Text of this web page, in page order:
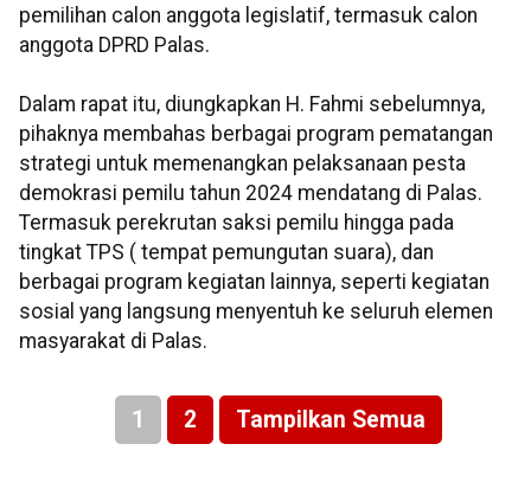
pemilihan calon anggota legislatif, termasuk calon
anggota DPRD Palas.
Dalam rapat itu, diungkapkan H. Fahmi sebelumnya,
pihaknya membahas berbagai program pematangan
strategi untuk memenangkan pelaksanaan pesta
demokrasi pemilu tahun 2024 mendatang di Palas.
Termasuk perekrutan saksi pemilu hingga pada
tingkat TPS ( tempat pemungutan suara), dan
berbagai program kegiatan lainnya, seperti kegiatan
sosial yang langsung menyentuh ke seluruh elemen
masyarakat di Palas.
1 2 Tampilkan Semua